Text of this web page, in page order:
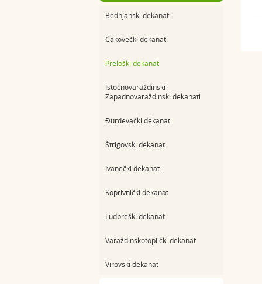
Bednjanski dekanat
Čakovečki dekanat
Preloški dekanat
Istočnovaraždinski i
Zapadnovaraždinski dekanati
Đurđevački dekanat
Štrigovski dekanat
Ivanečki dekanat
Koprivnički dekanat
Ludbreški dekanat
Varaždinskotoplički dekanat
Virovski dekanat